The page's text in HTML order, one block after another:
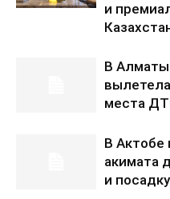
и
В
места
В
акимата
и